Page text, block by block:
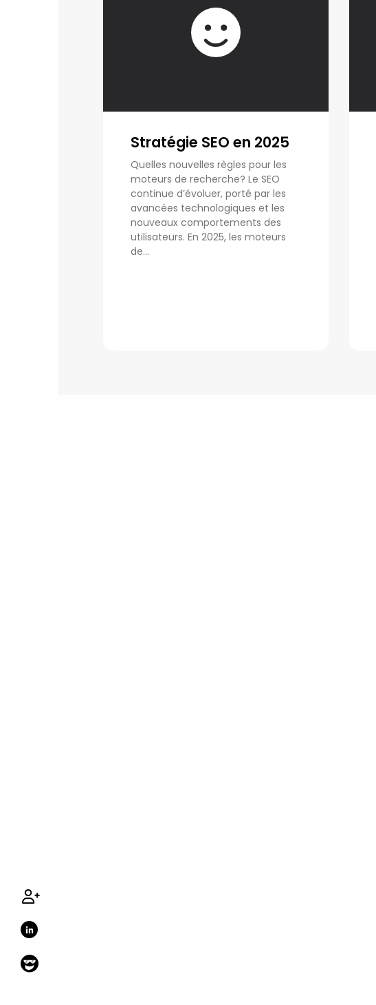
Stratégie SEO en 2025
Quelles nouvelles règles pour les
moteurs de recherche? Le SEO
continue d’évoluer, porté par les
avancées technologiques et les
nouveaux comportements des
utilisateurs. En 2025, les moteurs
de...